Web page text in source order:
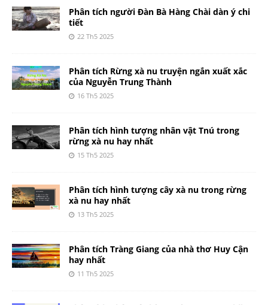
Phân tích người Đàn Bà Hàng Chài dàn ý chi
tiết
22 Th5 2025
Phân tích Rừng xà nu truyện ngắn xuất xắc
của Nguyễn Trung Thành
16 Th5 2025
Phân tích hình tượng nhân vật Tnú trong
rừng xà nu hay nhất
15 Th5 2025
Phân tích hình tượng cây xà nu trong rừng
xà nu hay nhất
13 Th5 2025
Phân tích Tràng Giang của nhà thơ Huy Cận
hay nhất
11 Th5 2025